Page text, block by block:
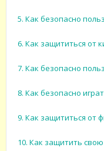
5. Как безопасно
6. Как защититься от
7. Как безопасно
8. Как безопасно
9. Как защититься от
10. Как защитить